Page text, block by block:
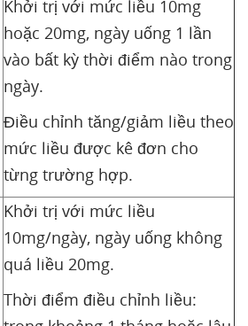
Khởi trị với mức liều 10mg
hoặc 20mg, ngày uống 1 lần
vào bất kỳ thời điểm nào trong
ngày.
Điều chỉnh tăng/giảm liều theo
mức liều được kê đơn cho
từng trường hợp.
Khởi trị với mức liều
10mg/ngày, ngày uống không
quá liều 20mg.
Thời điểm điều chỉnh liều: